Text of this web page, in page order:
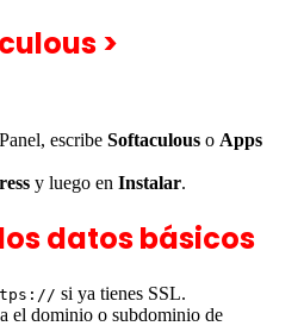
>
escribe Softaculous o Apps
y luego en Instalar.
datos básicos
si ya tienes SSL.
el dominio o subdominio de